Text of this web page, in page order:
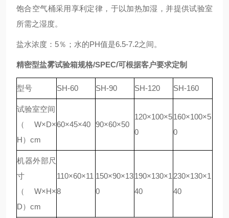
饱合空气桶采用享利定律，于以加热加湿，并提供试验室
所需之湿度。
盐水浓度：5％；水的PH值是6.5-7.2之间。
精密型盐雾试验箱规格/SPEC/可根据客户要求定制
型号 SH-60 SH-90 SH-120 SH-160
试验室空间
（W×D×
H）cm
60×45×40 90×60×50
120×100×5
0
160×100×5
0
机器外部尺
寸
（W×H×
D）cm
110×60×11
8
150×90×13
0
190×130×1
40
230×130×1
40